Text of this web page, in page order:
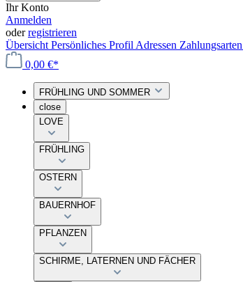
Ihr Konto
Anmelden
oderregistrieren
Übersicht Persönliches Profil Adressen Zahlungsarten
0,00 €*
FRÜHLING UND SOMMER
close
LOVE
FRÜHLING
OSTERN
BAUERNHOF
PFLANZEN
SCHIRME, LATERNEN UND FÄCHER